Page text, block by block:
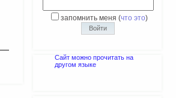
запомнить меня (что это)
Сайт можно прочитать на
другом языке